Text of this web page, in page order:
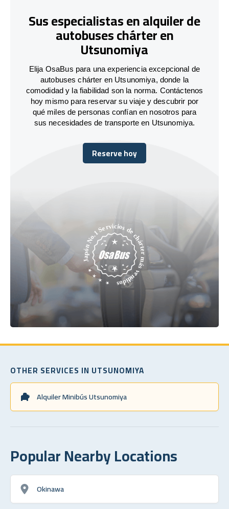
Sus especialistas en alquiler de
autobuses chárter en
Utsunomiya
Elija OsaBus para una experiencia excepcional de
autobuses chárter en Utsunomiya, donde la
comodidad y la fiabilidad son la norma. Contáctenos
hoy mismo para reservar su viaje y descubrir por
qué miles de personas confían en nosotros para
sus necesidades de transporte en Utsunomiya.
Reserve hoy
Reserve hoy
OTHER SERVICES IN UTSUNOMIYA
Alquiler Minibús Utsunomiya
Popular Nearby Locations
Okinawa